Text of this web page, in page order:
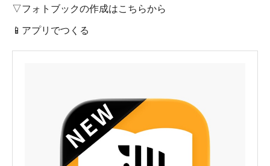
▽フォトブックの作成はこちらから
📱アプリでつくる